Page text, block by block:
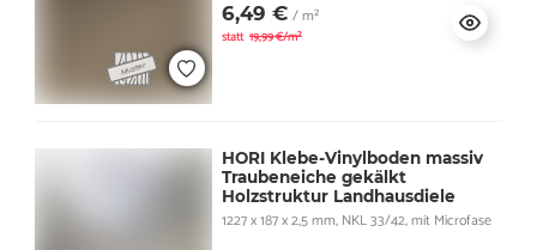
6,49 € / m²
statt 19,99 €/m²
HORI Klebe-Vinylboden massiv
Traubeneiche gekälkt
Holzstruktur Landhausdiele
1227 x 187 x 2,5 mm, NKL 33/42, mit Microfase